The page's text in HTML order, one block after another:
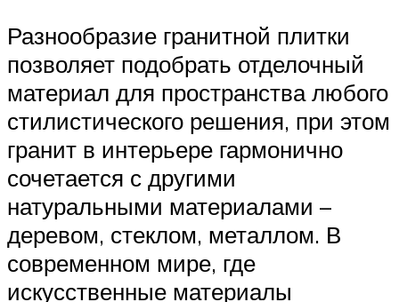
Разнообразие гранитной плитки
позволяет подобрать отделочный
материал для пространства любого
стилистического решения, при этом
гранит в интерьере гармонично
сочетается с другими
натуральными материалами –
деревом, стеклом, металлом. В
современном мире, где
искусственные материалы